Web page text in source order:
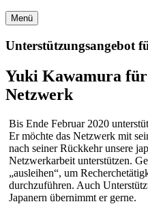
Menü
Unterstützungsangebot
Yuki Kawamura
Netzwerk
Bis Ende Februar 2020
Er möchte das Netzwerk mit
nach seiner Rückkehr unsere
Netzwerkarbeit unterstützen.
„ausleihen“, um
durchzuführen. Auch
Japanern übernimmt er gerne.